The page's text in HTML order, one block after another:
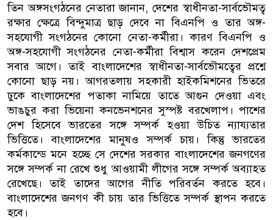
তিন অঙ্গসংগঠনের নেতারা জানান, দেশের স্বাধীনতা-সার্বভৌমত্ব
রক্ষার ক্ষেত্রে বিন্দুমাত্র ছাড় দেবে না বিএনপি ও তার অঙ্গ-
সহযোগী সংগঠনের কোনো নেতা-কর্মীরা। কারণ বিএনপি ও
অঙ্গ-সহযোগী সংগঠনের নেতা-কর্মীরা বিশ্বাস করেন দেশপ্রেম
সবার আগে। তাই বাংলাদেশের স্বাধীনতা-সার্বভৌমত্বের প্রশ্নে
কোনো ছাড় নয়। আগরতলায় সহকারী হাইকমিশনের ভিতরে
ঢুকে বাংলাদেশের পতাকা নামিয়ে তাতে আগুন দেওয়া এবং
ভাঙচুর করা ভিয়েনা কনভেনশনের সুস্পষ্ট বরখেলাপ। পাশের
দেশ হিসেবে ভারতের সঙ্গে সম্পর্ক হওয়া উচিত ন্যায্যতার
ভিত্তিতে। বাংলাদেশের মানুষও সম্পর্ক চায়। কিন্তু ভারতের
কর্মকান্ডে মনে হচ্ছে সে দেশের সরকার বাংলাদেশের জনগণের
সঙ্গে সম্পর্ক না রেখে শুধু আওয়ামী লীগের সঙ্গে সম্পর্ক অব্যাহত
রেখেছে। তাই তাদের আগের নীতি পরিবর্তন করতে হবে।
বাংলাদেশের জনগণ কী চায় তার ভিত্তিতে সম্পর্ক স্থাপন করতে
হবে।